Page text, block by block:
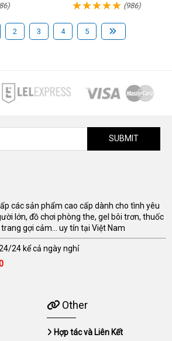
(986)
2 3 4 5
SUBMIT
các sản phẩm cao cấp dành cho tình yêu
lớn, đồ chơi phòng the, gel bôi trơn, thuốc
gợi cảm... uy tín tại Việt Nam
24 kể cả ngày nghỉ
Other
Hợp tác và Liên Kết